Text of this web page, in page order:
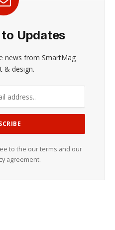
Updates
news from SmartMag
& design.
to the our terms and our
agreement.